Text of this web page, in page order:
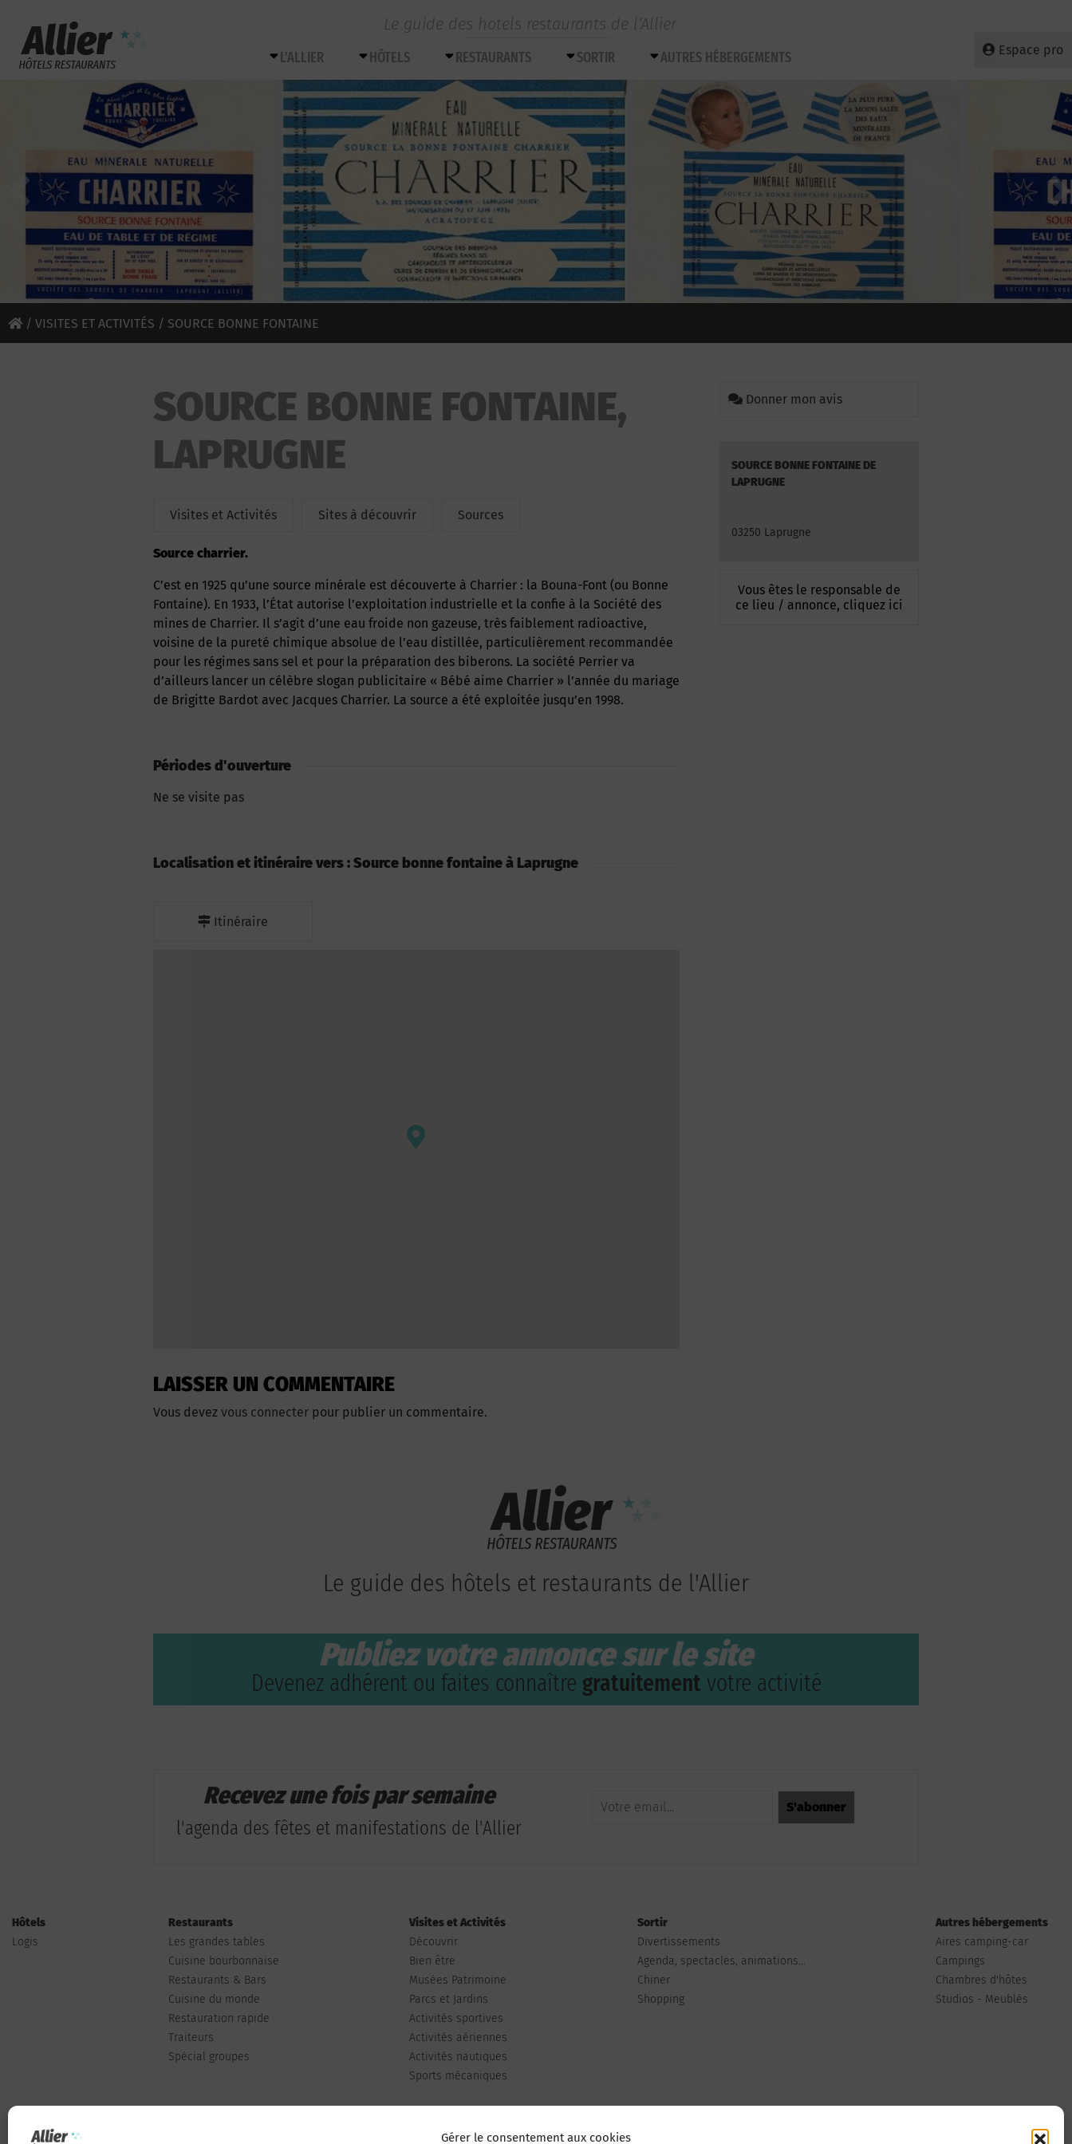
Gérer le consentement aux cookies
Le guide des hotels restaurants de l’Allier
Espace pro
L’ALLIER HÔTELS RESTAURANTS SORTIR AUTRES HÉBERGEMENTS
/ VISITES ET ACTIVITÉS / SOURCE BONNE FONTAINE
SOURCE BONNE FONTAINE,
LAPRUGNE
Visites et Activités Sites à découvrir Sources
source charrier.
C’est en 1925 qu’une source minérale est découverte à Charrier : la Bouna-Font (ou Bonne
Fontaine). En 1933, l’État autorise l’exploitation industrielle et la confie à la Société des
mines de Charrier. Il s’agit d’une eau froide non gazeuse, très faiblement radioactive,
voisine de la pureté chimique absolue de l’eau distillée, particulièrement recommandée
pour les régimes sans sel et pour la préparation des biberons. La société Perrier va
d’ailleurs lancer un célèbre slogan publicitaire « Bébé aime Charrier » l’année du mariage
de Brigitte Bardot avec Jacques Charrier. La source a été exploitée jusqu’en 1998.
Donner mon avis
SOURCE BONNE FONTAINE DE
LAPRUGNE
03250 Laprugne
Vous êtes le responsable de
ce lieu / annonce, cliquez ici
Périodes d'ouverture
Ne se visite pas
Localisation et itinéraire vers : Source bonne fontaine à Laprugne
Itinéraire
LAISSER UN COMMENTAIRE
Vous devez vous connecter pour publier un commentaire.
Le guide des hôtels et restaurants de l'Allier
Publiez votre annonce sur le site
Devenez adhérent ou faites connaître gratuitement votre activité
Recevez une fois par semaine
l'agenda des fêtes et manifestations de l'Allier
Hôtels
Logis
Restaurants
Les grandes tables
Cuisine bourbonnaise
Restaurants & Bars
Cuisine du monde
Restauration rapide
Traiteurs
Spécial groupes
Visites et Activités
Découvrir
Bien être
Musées Patrimoine
Parcs et Jardins
Activités sportives
Activités aériennes
Activités nautiques
Sports mécaniques
Sortir
Divertissements
Agenda, spectacles, animations...
Chiner
Shopping
Autres hébergements
Aires camping-car
Campings
Chambres d'hôtes
Studios - Meublés